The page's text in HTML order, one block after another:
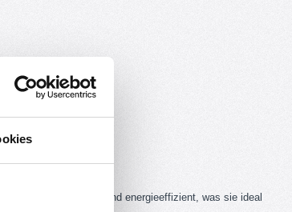
LEDs sind sehr hell und energieeffizient, was sie ideal